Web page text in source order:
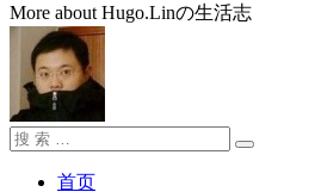
More about Hugo.Linの生活志
搜
搜
首页